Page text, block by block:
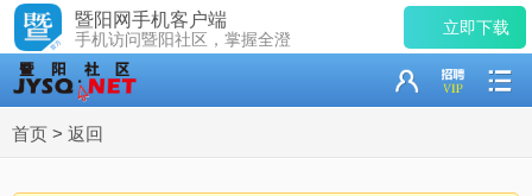
暨阳网手机客户端
手机访问暨阳社区，掌握全澄
立即下载
首页 > 返回